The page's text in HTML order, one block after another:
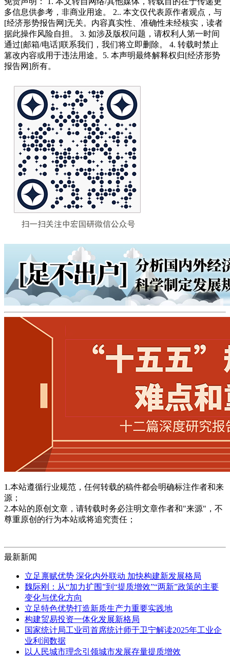
多信息供参考，非商业用途。 2.. 本文仅代表原作者观点，与
[经济形势报告网]无关。内容真实性、准确性未经核实，读者
据此操作风险自担。 3. 如涉及版权问题，请权利人第一时间
通过[邮箱/电话]联系我们，我们将立即删除。 4. 转载时禁止
篡改内容或用于违法用途。5. 本声明最终解释权归[经济形势
报告网]所有。
1.本站遵循行业规范，任何转载的稿件都会明确标注作者和来
源；
2.本站的原创文章，请转载时务必注明文章作者和"来源"，不
尊重原创的行为本站或将追究责任；
最新新闻
立足禀赋优势 深化内外联动 加快构建新发展格局
魏际刚：从“加力扩围”到“提质增效”“两新”政策的主要
变化与优化方向
立足特色优势打造新质生产力重要实践地
构建贸易投资一体化发展新格局
国家统计局工业司首席统计师于卫宁解读2025年工业企
业利润数据
以人民城市理念引领城市发展存量提质增效